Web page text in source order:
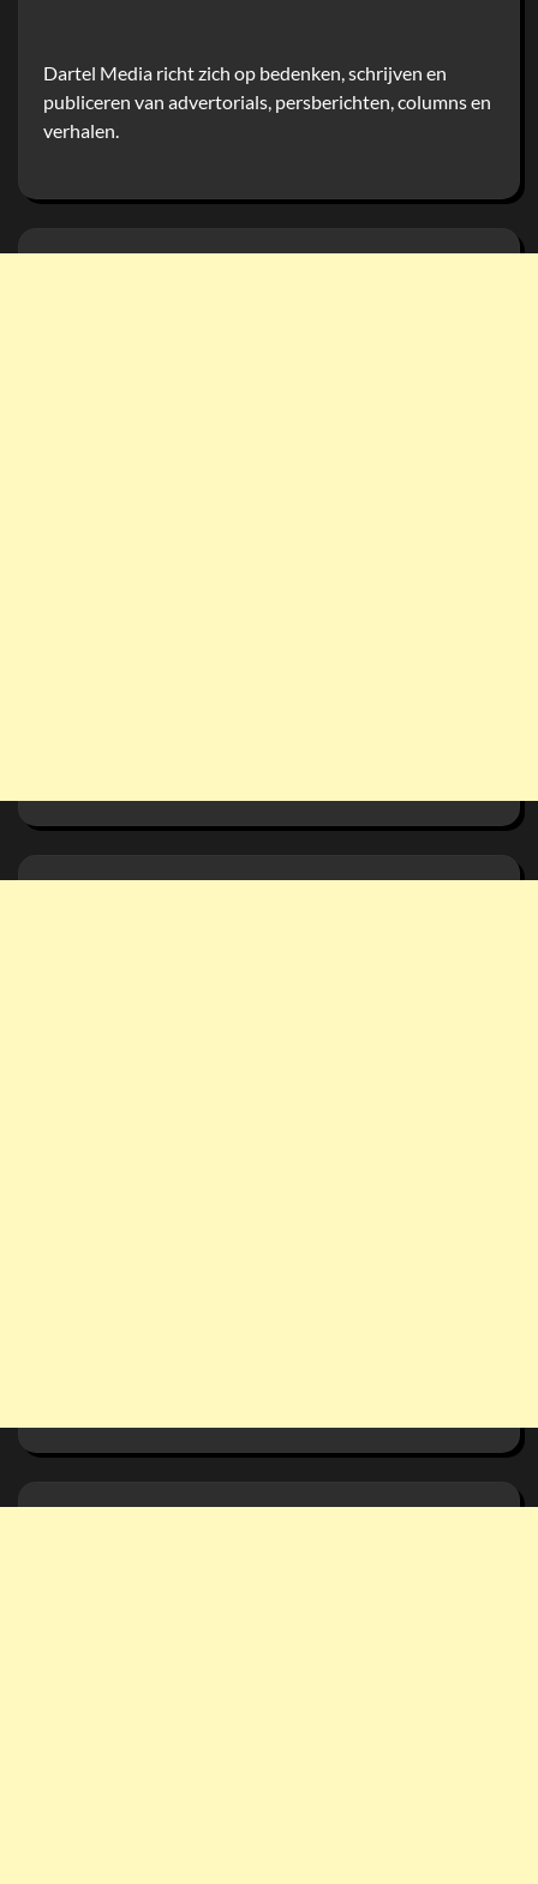
Dartel Media richt zich op bedenken, schrijven en
publiceren van advertorials, persberichten, columns en
verhalen.